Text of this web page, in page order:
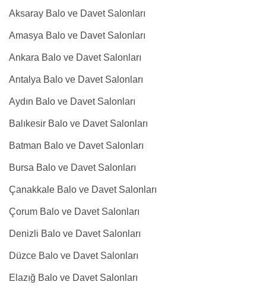
Aksaray Balo ve Davet Salonları
Amasya Balo ve Davet Salonları
Ankara Balo ve Davet Salonları
Antalya Balo ve Davet Salonları
Aydın Balo ve Davet Salonları
Balıkesir Balo ve Davet Salonları
Batman Balo ve Davet Salonları
Bursa Balo ve Davet Salonları
Çanakkale Balo ve Davet Salonları
Çorum Balo ve Davet Salonları
Denizli Balo ve Davet Salonları
Düzce Balo ve Davet Salonları
Elazığ Balo ve Davet Salonları